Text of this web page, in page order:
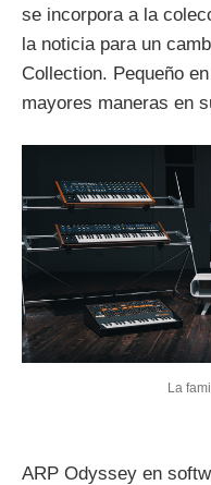
se incorpora a la
la noticia para un
Collection. Pequeño
mayores maneras en
La
ARP Odyssey en